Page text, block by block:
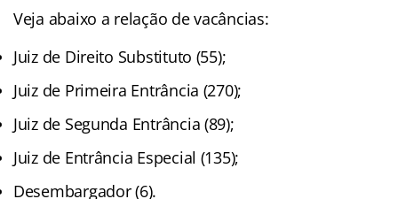
Veja abaixo a relação de vacâncias:
Juiz de Direito Substituto (55);
Juiz de Primeira Entrância (270);
Juiz de Segunda Entrância (89);
Juiz de Entrância Especial (135);
Desembargador (6).